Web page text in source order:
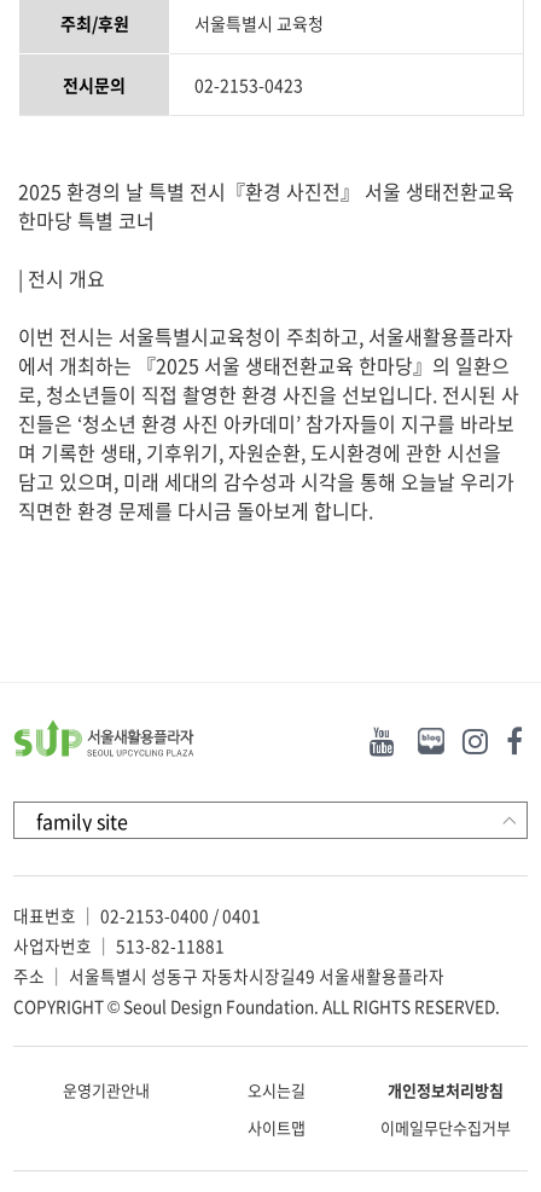
주최/후원 서울특별시 교육청
전시문의 02-2153-0423
2025 환경의 날 특별 전시『환경 사진전』 서울 생태전환교육
한마당 특별 코너
| 전시 개요
이번 전시는 서울특별시교육청이 주최하고, 서울새활용플라자
에서 개최하는 『2025 서울 생태전환교육 한마당』의 일환으
로, 청소년들이 직접 촬영한 환경 사진을 선보입니다. 전시된 사
진들은 ‘청소년 환경 사진 아카데미’ 참가자들이 지구를 바라보
며 기록한 생태, 기후위기, 자원순환, 도시환경에 관한 시선을
담고 있으며, 미래 세대의 감수성과 시각을 통해 오늘날 우리가
직면한 환경 문제를 다시금 돌아보게 합니다.
대표번호 ｜ 02-2153-0400 / 0401
사업자번호 ｜ 513-82-11881
주소 ｜ 서울특별시 성동구 자동차시장길49 서울새활용플라자
COPYRIGHT © Seoul Design Foundation. ALL RIGHTS RESERVED.
운영기관안내 오시는길
개인정보처리방침
사이트맵
이메일무단수집거부